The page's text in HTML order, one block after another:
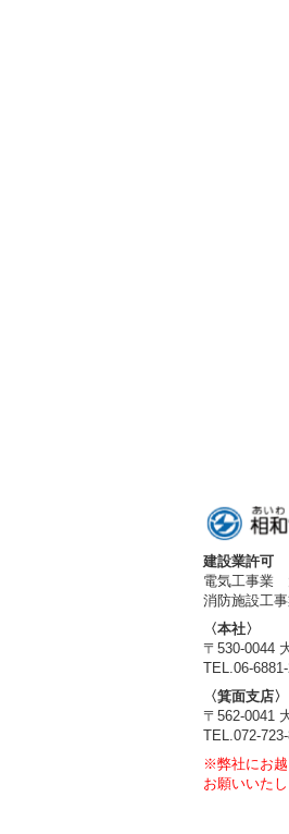
建設業許可
電気工事業
消防施設工
〈本社〉
〒530-0044
TEL.06-
〈箕面支店〉
〒562-0041
TEL.072-
※弊社にお越
お願いいたし